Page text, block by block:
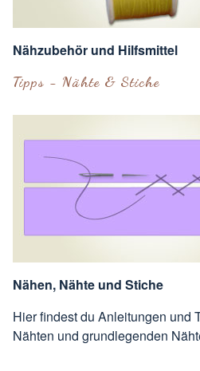
Nähzubehör und Hilfsmittel
Tipps - Nähte & Stiche
Nähen, Nähte und Stiche
Hier findest du Anleitungen und
Nähten und grundlegenden